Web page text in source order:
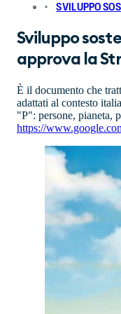
SVILUPPO
Sviluppo
approva la
È il documento che
adattati al contesto
"P": persone, pianeta,
https://